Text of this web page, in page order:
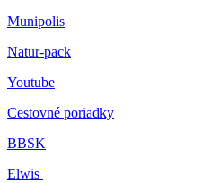
Munipolis
Natur-pack
Youtube
Cestovné poriadky
BBSK
Elwis